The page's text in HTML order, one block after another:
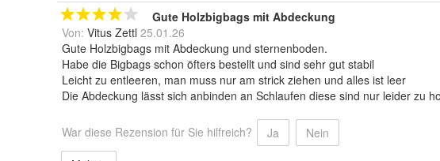
Gute Holzbigbags mit Abdeckung
Von: Vitus Zettl 25.01.26
Gute Holzbigbags mit Abdeckung und sternenboden.
Habe die Bigbags schon öfters bestellt und sind sehr gut stabil
Leicht zu entleeren, man muss nur am strick ziehen und alles ist leer
Die Abdeckung lässt sich anbinden an Schlaufen diese sind nur leider zu
War diese Rezension für Sie hilfreich? Ja
Nein